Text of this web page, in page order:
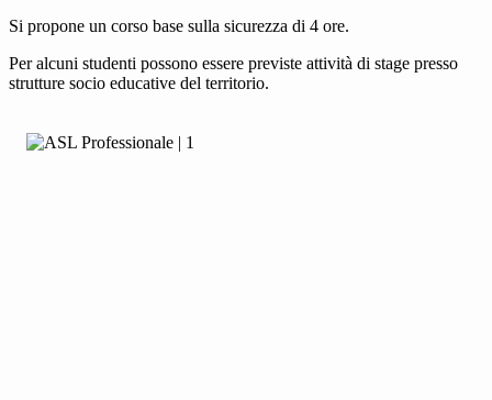
Si propone un corso base sulla sicurezza di 4 ore.
Per alcuni studenti possono essere previste attività di stage presso
strutture socio educative del territorio.